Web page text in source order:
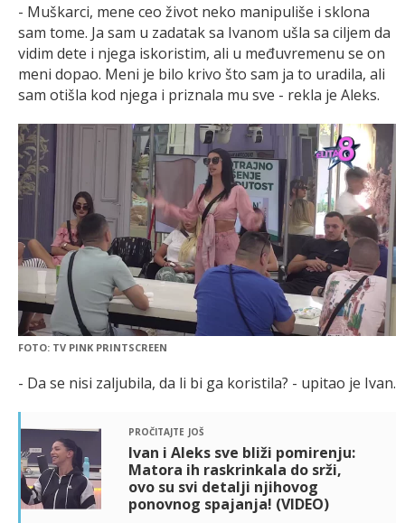
- Muškarci, mene ceo život neko manipuliše i sklona
sam tome. Ja sam u zadatak sa Ivanom ušla sa ciljem da
vidim dete i njega iskoristim, ali u međuvremenu se on
meni dopao. Meni je bilo krivo što sam ja to uradila, ali
sam otišla kod njega i priznala mu sve - rekla je Aleks.
FOTO: TV PINK PRINTSCREEN
- Da se nisi zaljubila, da li bi ga koristila? - upitao je Ivan.
pročitajte još
Ivan i Aleks sve bliži pomirenju:
Matora ih raskrinkala do srži,
ovo su svi detalji njihovog
ponovnog spajanja! (VIDEO)